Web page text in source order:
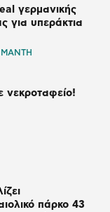
γερμανικής
για υπεράκτια
ΜΑΝΤΗ
νεκροταφείο!
πάρκο 43